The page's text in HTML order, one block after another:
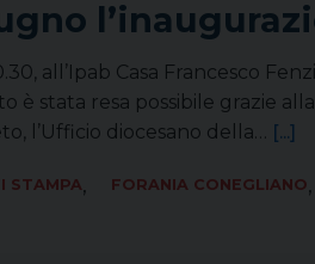
all’Ipab Casa Francesco
è stata resa possibile grazie
l’Ufficio diocesano della… [...]
STAMPA, FORANIA CONEGLIANO,